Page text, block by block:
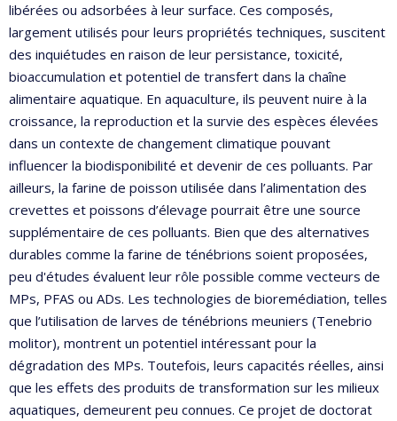
libérées ou adsorbées à leur surface. Ces composés,
largement utilisés pour leurs propriétés techniques, suscitent
des inquiétudes en raison de leur persistance, toxicité,
bioaccumulation et potentiel de transfert dans la chaîne
alimentaire aquatique. En aquaculture, ils peuvent nuire à la
croissance, la reproduction et la survie des espèces élevées
dans un contexte de changement climatique pouvant
influencer la biodisponibilité et devenir de ces polluants. Par
ailleurs, la farine de poisson utilisée dans l’alimentation des
crevettes et poissons d’élevage pourrait être une source
supplémentaire de ces polluants. Bien que des alternatives
durables comme la farine de ténébrions soient proposées,
peu d'études évaluent leur rôle possible comme vecteurs de
MPs, PFAS ou ADs. Les technologies de bioremédiation, telles
que l’utilisation de larves de ténébrions meuniers (Tenebrio
molitor), montrent un potentiel intéressant pour la
dégradation des MPs. Toutefois, leurs capacités réelles, ainsi
que les effets des produits de transformation sur les milieux
aquatiques, demeurent peu connues. Ce projet de doctorat